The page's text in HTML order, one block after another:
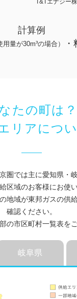
計算例
用量が30m³の場合）
たの町は？
リアにつ
圏では主に愛知県・
区域のお客様にお使
地域が東邦ガスの供
確認ください。
の市区町村一覧表を
岐阜県